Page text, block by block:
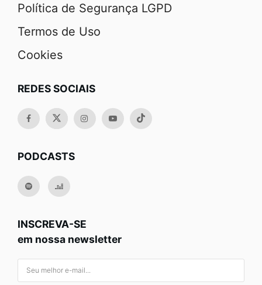
Política de Segurança LGPD
Termos de Uso
Cookies
REDES SOCIAIS
PODCASTS
INSCREVA-SE
em nossa newsletter